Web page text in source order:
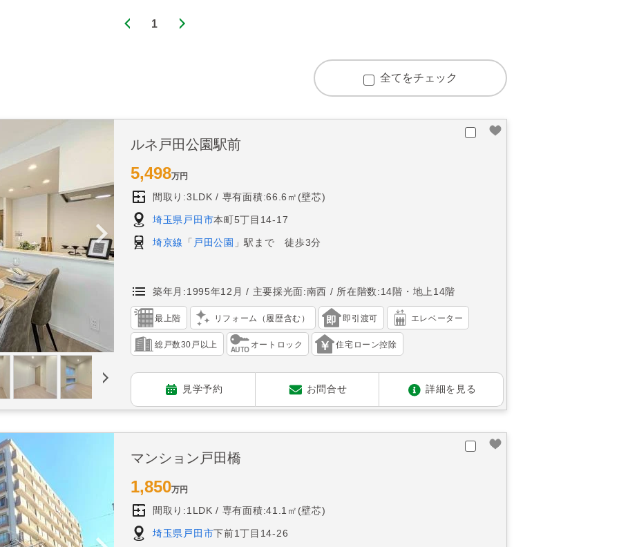
1
全てをチェック
ルネ戸田公園駅前
5,498万円
間取り:3LDK 専有面積:66.6㎡(壁芯)
埼玉県戸田市本町5丁目14-17
埼京線 「 戸田公園 」駅まで 徒歩3分
築年月:1995年12月 主要採光面:南西 所在階数:14階・地上14階
最上階 リフォーム（履歴含む） 即引渡可 エレベーター
総戸数30戸以上 オートロック 住宅ローン控除
見学予約 お問合せ 詳細を見る
マンション戸田橋
1,850万円
間取り:1LDK 専有面積:41.1㎡(壁芯)
埼玉県戸田市下前1丁目14-26